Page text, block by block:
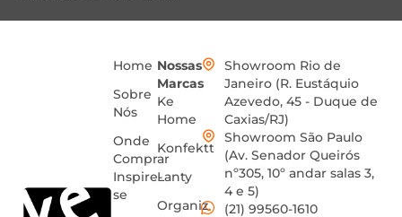
Home
Sobre
Nós
Onde
Comprar
Inspire-
se
Nossas
Marcas
Ke
Home
Konfektt
Lanty
Organiz
Showroom Rio de
Janeiro (R. Eustáquio
Azevedo, 45 - Duque de
Caxias/RJ)
Showroom São Paulo
(Av. Senador Queirós
nº305, 10º andar salas 3,
4 e 5)
(21) 99560-1610